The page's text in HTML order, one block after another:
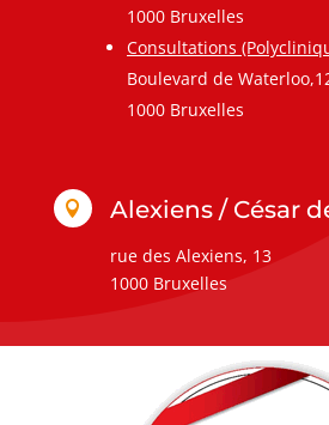
1000 Bruxelles
Consultations
Boulevard de
1000 Bruxelles
 Alexiens / César
rue des Alexiens, 13
1000 Bruxelles